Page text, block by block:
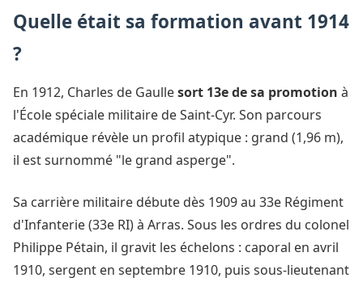
Quelle était sa formation avant 1914
?
En 1912, Charles de Gaullesort 13e de sa promotion à
l'École spéciale militaire de Saint-Cyr. Son parcours
académique révèle un profil atypique : grand (1,96 m),
il est surnommé "le grand asperge".
Sa carrière militaire débute dès 1909 au 33e Régiment
d'Infanterie (33e RI) à Arras. Sous les ordres du colonel
Philippe Pétain, il gravit les échelons : caporal en avril
1910, sergent en septembre 1910, puis sous-lieutenant